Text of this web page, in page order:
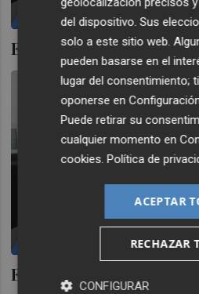
El Hércules blinda a
El Hércules blinda a Nani
del dispositivo. Sus
solo a este sitio web.
pueden basarse en el
lugar del consentimiento;
oponerse en
Puede retirar su
cualquier momento en
cookies.Política de
ACEPTAR
RECHAZAR
CONFIGURAR